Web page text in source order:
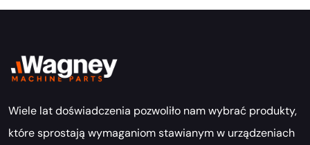
Wiele lat doświadczenia pozwoliło nam wybrać produkty,
które sprostają wymaganiom stawianym w urządzeniach